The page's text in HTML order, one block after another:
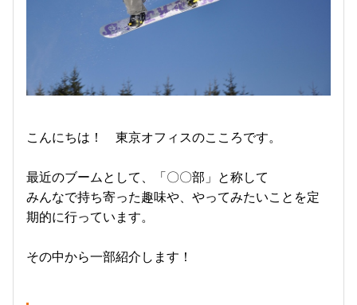
こんにちは！ 東京オフィスのこころです。
最近のブームとして、「〇〇部」と称して
みんなで持ち寄った趣味や、やってみたいことを定
期的に行っています。
その中から一部紹介します！